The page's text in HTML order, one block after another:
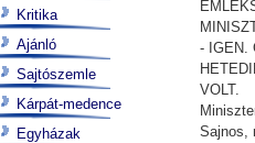
- IGEN.
VOLT.
Sajnos,
Kritika
Ajánló
Sajtószemle
Kárpát-medence
Egyházak